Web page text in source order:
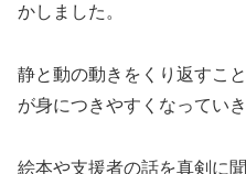
かしました。
静と動の動きをくり返すこ
が身につきやすくなっていき
絵本や支援者の話を真剣に